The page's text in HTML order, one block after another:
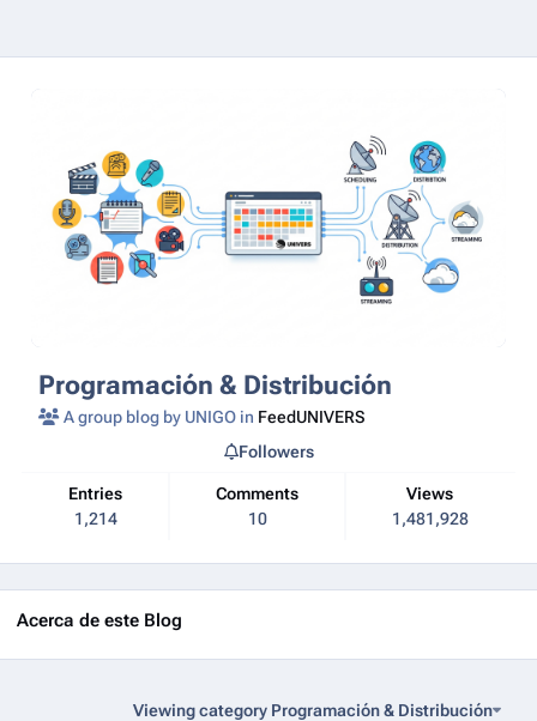
Programación & Distribución
A group blog by UNIGO in FeedUNIVERS
Entries
1,214
Comments
10
Views
1,481,928
Followers
Acerca de este Blog
Viewing category Programación & Distribución